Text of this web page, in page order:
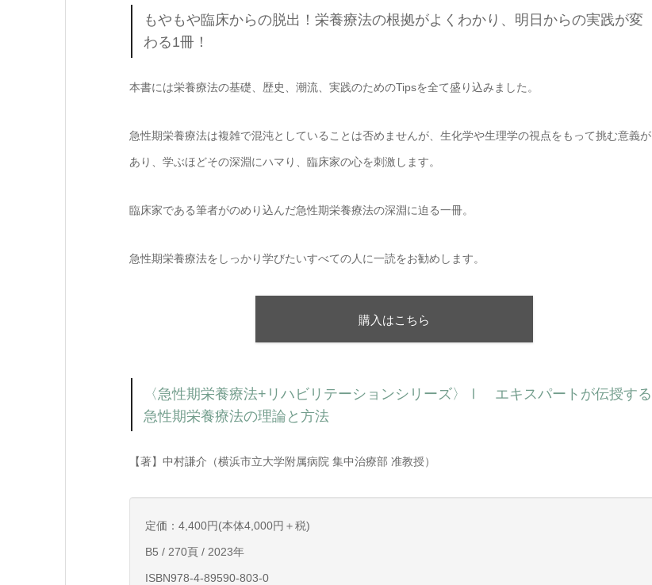
もやもや臨床からの脱出！栄養療法の根拠がよくわかり、明日からの実践が変
わる1冊！
本書には栄養療法の基礎、歴史、潮流、実践のためのTipsを全て盛り込みました。
急性期栄養療法は複雑で混沌としていることは否めませんが、生化学や生理学の視点をもって挑む意義が
あり、学ぶほどその深淵にハマり、臨床家の心を刺激します。
臨床家である筆者がのめり込んだ急性期栄養療法の深淵に迫る一冊。
急性期栄養療法をしっかり学びたいすべての人に一読をお勧めします。
購入はこちら
〈急性期栄養療法+リハビリテーションシリーズ〉Ⅰ エキスパートが伝授する
急性期栄養療法の理論と方法
【著】中村謙介（横浜市立大学附属病院 集中治療部 准教授）
定価：4,400円(本体4,000円＋税)
B5 / 270頁 / 2023年
ISBN978-4-89590-803-0